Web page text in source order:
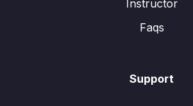
Instructor
Faqs
Support